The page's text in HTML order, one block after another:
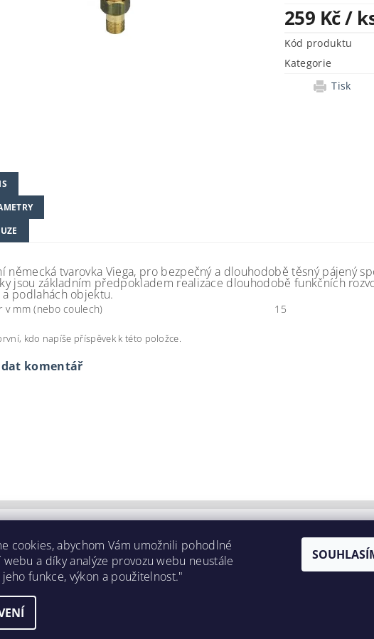
259 Kč/
Kód produktu
Kategorie
Tisk
německá tvarovka Viega, pro bezpečný a dlouhodobě těsný pájený
jsou základním předpokladem realizace dlouhodobě funkčních
podlahách objektu.
v mm (nebo coulech) 15
kdo napíše příspěvek k této položce.
komentář
cookies, abychom Vám umožnili pohodlné
a díky analýze provozu webu neustále
funkce, výkon a použitelnost."